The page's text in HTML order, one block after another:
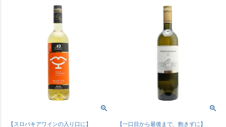
【スロバキアワインの入り口に】 【一口目から最後まで、飽きずに】